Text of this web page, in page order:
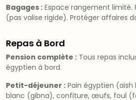
Bagages : Espace rangement limité.
(pas valise rigide). Protéger affaires
Repas à Bord
Pension complète : Tous repas
égyptien à bord.
Petit-déjeuner : Pain égyptien
blanc (gibna), confiture, œufs, foul